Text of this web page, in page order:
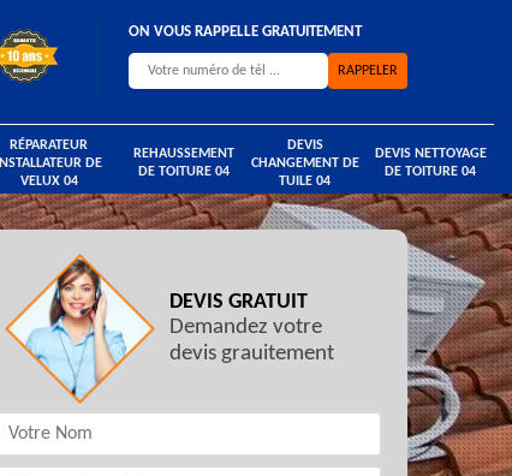
ON VOUS RAPPELLE GRATUITEMENT
RÉPARATEUR
INSTALLATEUR DE
VELUX 04
REHAUSSEMENT
DE TOITURE 04
DEVIS
CHANGEMENT DE
TUILE 04
DEVIS NETTOYAGE
DE TOITURE 04
DEVIS GRATUIT
Demandez votre
devis grauitement